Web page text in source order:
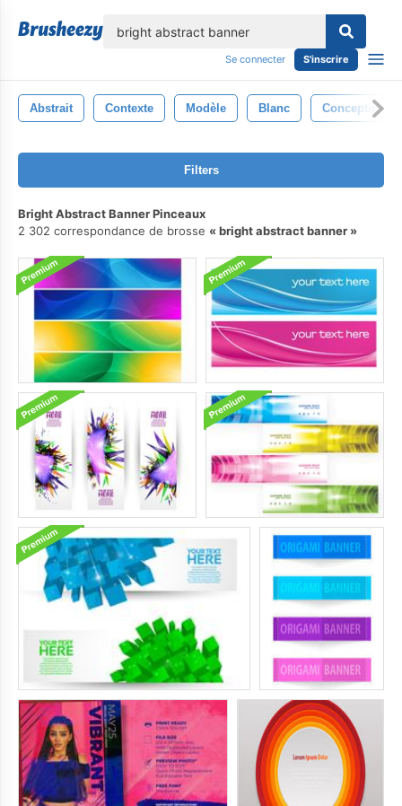
Se connecter S'inscrire
Abstrait Contexte Modèle Blanc Conception
Filters
Bright Abstract Banner Pinceaux
2 302 correspondance de brosse
bright abstract banner